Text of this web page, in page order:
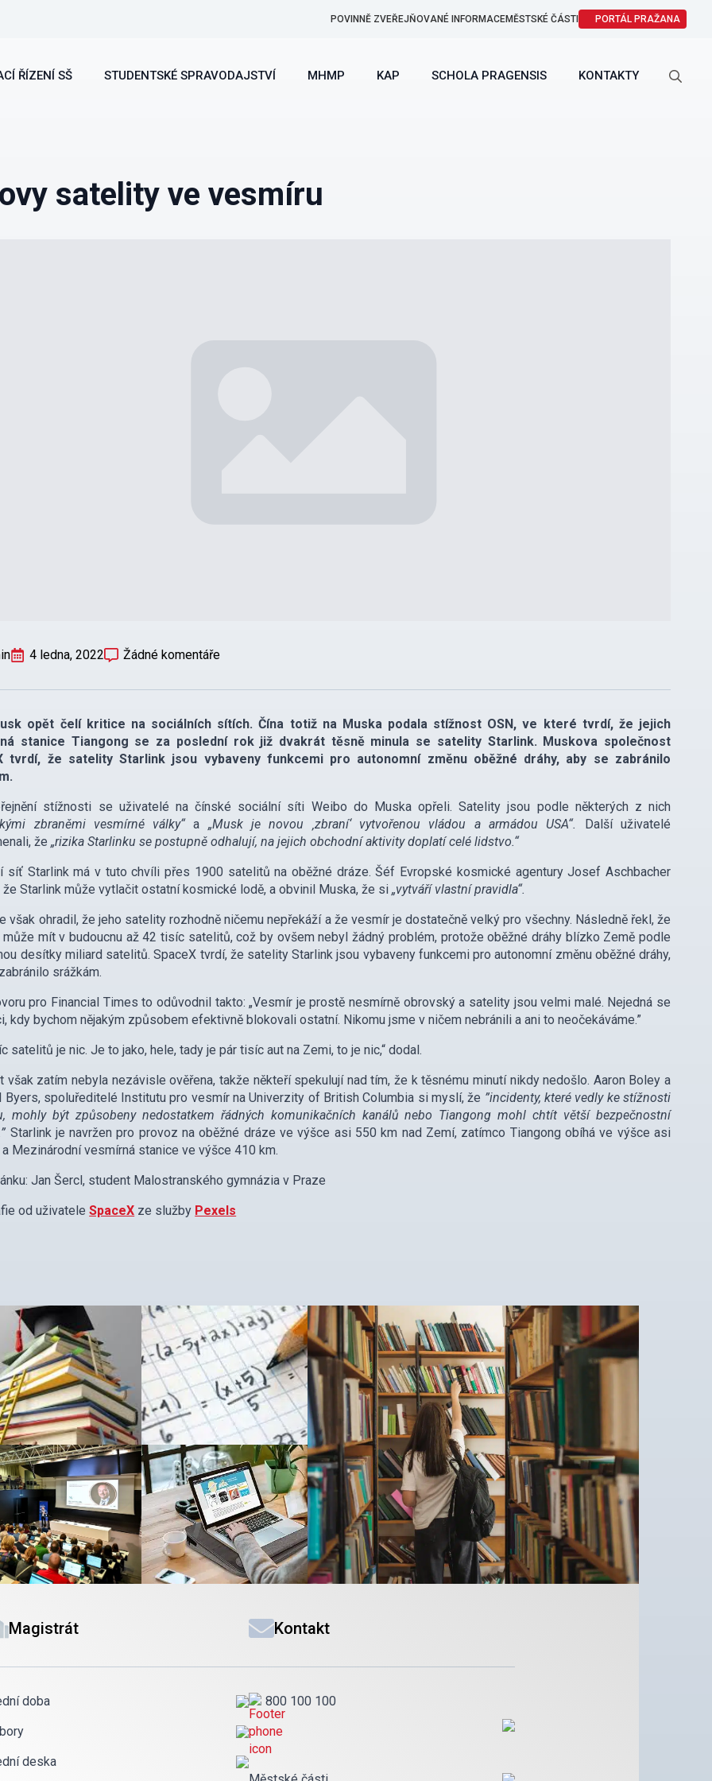
POVINNĚ ZVEŘEJŇOVANÉ INFORMACEMĚSTSKÉ ČÁSTI PORTÁL PRAŽANA
ŘÍZENÍ SŠ STUDENTSKÉ SPRAVODAJSTVÍ MHMP KAP SCHOLA PRAGENSIS KONTAKTY
satelity ve vesmíru
4 ledna, 2022 Žádné komentáře
opět čelí kritice na sociálních sítích. Čína totiž na Muska podala stížnost OSN, ve které tvrdí, že jejich
stanice Tiangong se za poslední rok již dvakrát těsně minula se satelity Starlink. Muskova společnost
tvrdí, že satelity Starlink jsou vybaveny funkcemi pro autonomní změnu oběžné dráhy, aby se zabránilo
stížnosti se uživatelé na čínské sociální síti Weibo do Muska opřeli. Satelity jsou podle některých z nich
zbraněmi vesmírné války“a „Musk je novou ‚zbraní‘ vytvořenou vládou a armádou USA“. Další uživatelé
že„rizika Starlinku se postupně odhalují, na jejich obchodní aktivity doplatí celé lidstvo.“
síť Starlink má v tuto chvíli přes 1900 satelitů na oběžné dráze. Šéf Evropské kosmické agentury Josef Aschbacher
že Starlink může vytlačit ostatní kosmické lodě, a obvinil Muska, že si„vytváří vlastní pravidla“.
však ohradil, že jeho satelity rozhodně ničemu nepřekáží a že vesmír je dostatečně velký pro všechny. Následně řekl, že
může mít v budoucnu až 42 tisíc satelitů, což by ovšem nebyl žádný problém, protože oběžné dráhy blízko Země podle
desítky miliard satelitů. SpaceX tvrdí, že satelity Starlink jsou vybaveny funkcemi pro autonomní změnu oběžné dráhy,
srážkám.
pro Financial Times to odůvodnil takto: „Vesmír je prostě nesmírně obrovský a satelity jsou velmi malé. Nejedná se
kdy bychom nějakým způsobem efektivně blokovali ostatní. Nikomu jsme v ničem nebránili a ani to neočekáváme.”
satelitů je nic. Je to jako, hele, tady je pár tisíc aut na Zemi, to je nic,“ dodal.
však zatím nebyla nezávisle ověřena, takže někteří spekulují nad tím, že k těsnému minutí nikdy nedošlo. Aaron Boley a
Byers, spoluředitelé Institutu pro vesmír na Univerzity of British Columbia si myslí, že ”incidenty, které vedly ke stížnosti
mohly být způsobeny nedostatkem řádných komunikačních kanálů nebo Tiangong mohl chtít větší bezpečnostní
Starlink je navržen pro provoz na oběžné dráze ve výšce asi 550 km nad Zemí, zatímco Tiangong obíhá ve výšce asi
Mezinárodní vesmírná stanice ve výšce 410 km.
Jan Šercl, student Malostranského gymnázia v Praze
od uživateleSpaceX ze služby Pexels
Magistrát
doba
deska
Kontakt
800 100 100